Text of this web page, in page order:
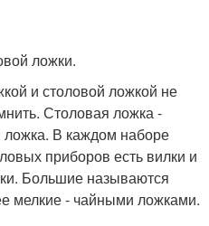
ложки.
и столовой ложкой не
Столовая ложка -
В каждом наборе
приборов есть вилки и
Большие называются
мелкие - чайными ложками.